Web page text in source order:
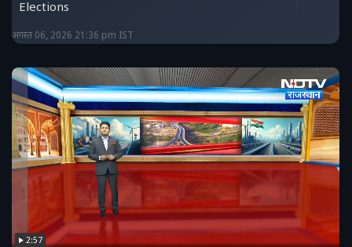
Elections
अगस्त 06, 2026 21:36 pm IST
2:57